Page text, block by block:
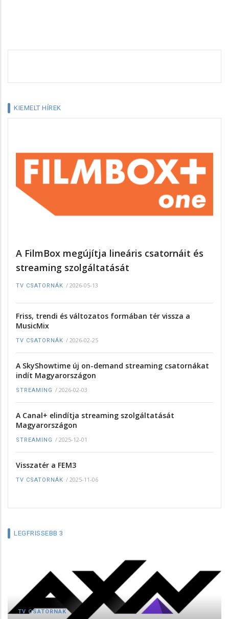
KIEMELT HÍREK
A FilmBox megújítja lineáris csatornáit és
streaming szolgáltatását
TV CSATORNÁK / 2026-05-13
Friss, trendi és változatos formában tér vissza a
MusicMix
TV CSATORNÁK / 2026-02-25
A SkyShowtime új on-demand streaming csatornákat
indít Magyarországon
STREAMING / 2026-02-03
A Canal+ elindítja streaming szolgáltatását
Magyarországon
STREAMING / 2025-12-01
Visszatér a FEM3
TV CSATORNÁK / 2025-11-06
LEGFRISSEBB 3
TV CSATORNÁK